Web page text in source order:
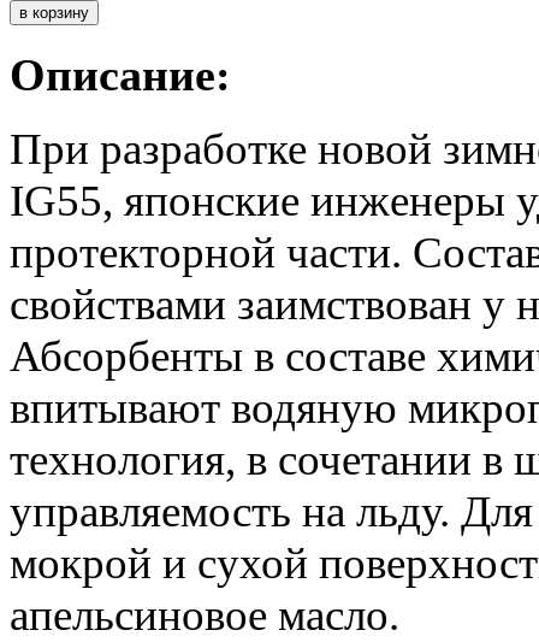
Описание:
При разработке новой
IG55, японские инженеры
протекторной части.
свойствами заимствован
Абсорбенты в составе
впитывают водяную
технология, в сочетании
управляемость на льду.
мокрой и сухой
апельсиновое масло.